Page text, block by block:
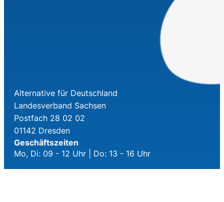
Alternative für Deutschland
Landesverband Sachsen
Postfach 28 02 02
01142 Dresden
Geschäftszeiten
Mo, Di: 09 - 12 Uhr | Do: 13 - 16 Uhr